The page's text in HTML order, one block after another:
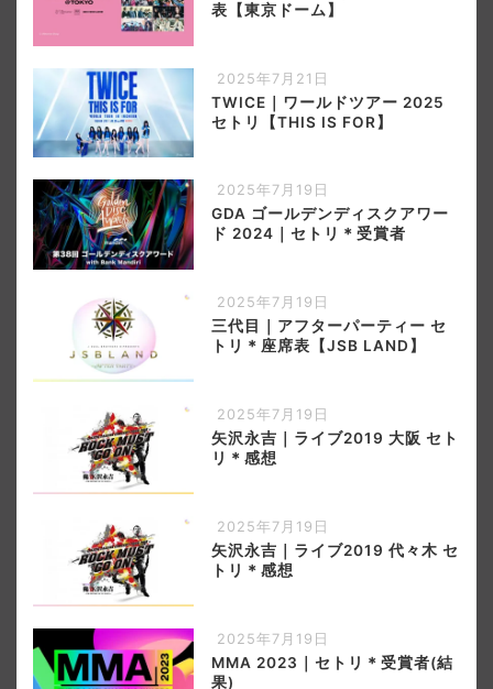
表【東京ドーム】
2025年7月21日
TWICE｜ワールドツアー 2025
セトリ【THIS IS FOR】
2025年7月19日
GDA ゴールデンディスクアワー
ド 2024｜セトリ＊受賞者
2025年7月19日
三代目｜アフターパーティー セ
トリ＊座席表【JSB LAND】
2025年7月19日
矢沢永吉｜ライブ2019 大阪 セト
リ＊感想
2025年7月19日
矢沢永吉｜ライブ2019 代々木 セ
トリ＊感想
2025年7月19日
MMA 2023｜セトリ＊受賞者(結
果)